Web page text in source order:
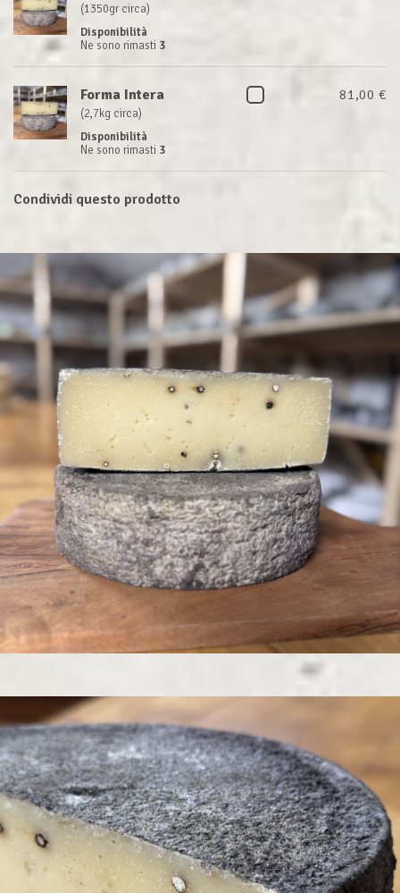
(1350gr circa)
Disponibilità
Ne sono rimasti 3
Forma Intera
(2,7kg circa)
Disponibilità
Ne sono rimasti 3
81,00 €
Condividi questo prodotto